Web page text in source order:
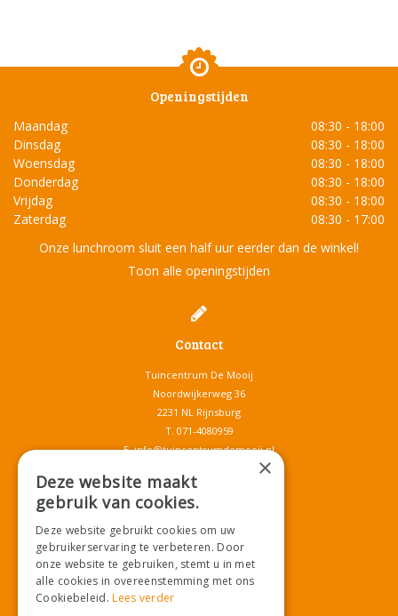
Openingstijden
Maandag
08:30 - 18:00
Dinsdag
08:30 - 18:00
Woensdag
08:30 - 18:00
Donderdag
08:30 - 18:00
Vrijdag
08:30 - 18:00
Zaterdag
08:30 - 17:00
Onze lunchroom sluit een half uur eerder dan de winkel!
Toon alle openingstijden
Contact
Tuincentrum De Mooij
Noordwijkerweg 36
2231 NL Rijnsburg
T. 071-4080959
E.info@tuincentrumdemooij.nl
Download onze App!
×
Deze website maakt
gebruik van cookies.
Deze website gebruikt cookies om uw
gebruikerservaring te verbeteren. Door
onze website te gebruiken, stemt u in met
alle cookies in overeenstemming met ons
Cookiebeleid.Lees verder